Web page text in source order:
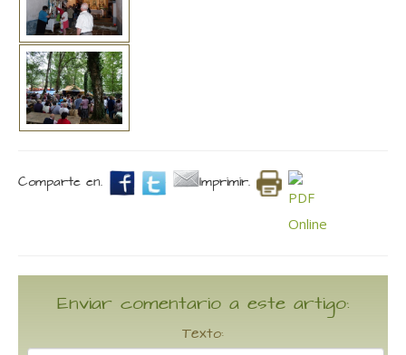
Comparte en. Imprimir.
Enviar comentario a este artigo:
Texto: